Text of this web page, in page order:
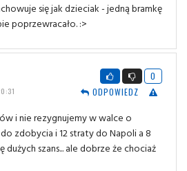
się jak dzieciak - jedną bramkę
poprzewracało. :>
0
ODPOWIEDZ
i nie rezygnujemy w walce o
zdobycia i 12 straty do Napoli a 8
szans... ale dobrze że chociaż